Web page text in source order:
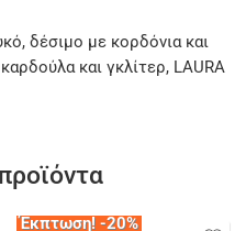
δέσιμο με κορδόνια και
και γκλίτερ, LAURA
Έκπτωση! -20%